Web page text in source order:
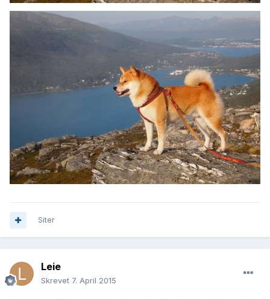
Siter
Leie
Skrevet 7. April 2015